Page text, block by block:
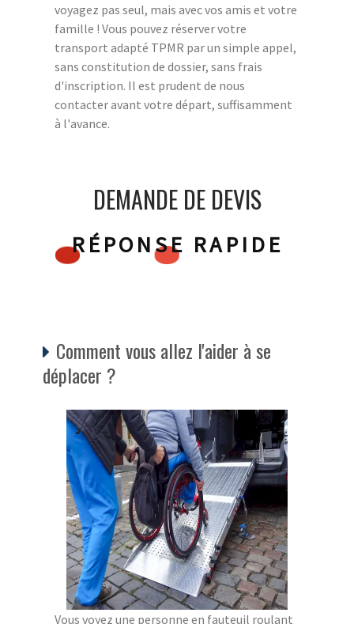
voyagez pas seul, mais avec vos amis et votre
famille ! Vous pouvez réserver votre
transport adapté TPMR par un simple appel,
sans constitution de dossier, sans frais
d'inscription. Il est prudent de nous
contacter avant votre départ, suffisamment
à l'avance.
DEMANDE DE DEVIS
RÉPONSE RAPIDE
Comment vous allez l'aider à se
déplacer ?
Vous voyez une personne en fauteuil roulant